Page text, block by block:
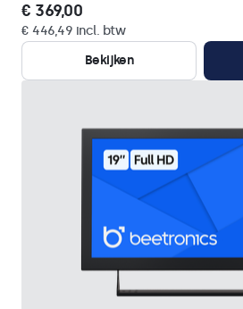
€ 369,00
€ 446,49 incl. btw
Bekijken